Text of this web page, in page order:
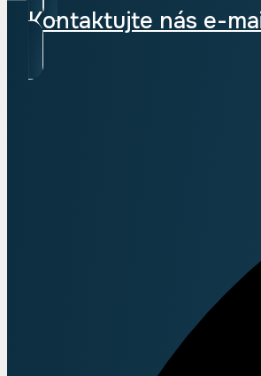
Kontaktujte nás e-